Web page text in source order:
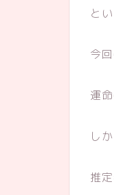
と
今
運
し
推